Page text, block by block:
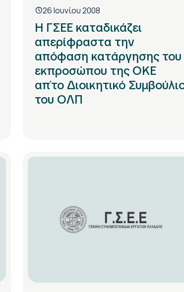
26 Ιουνίου 2008
Η ΓΣΕΕ καταδικάζει
απερίφραστα την
απόφαση κατάργησης του
εκπροσώπου της ΟΚΕ
απ΄το Διοικητικό
του ΟΛΠ